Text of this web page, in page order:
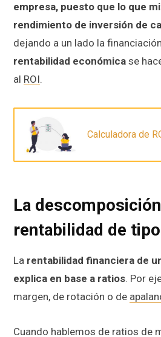
empresa, puesto que lo que
rendimiento de inversión de
dejando a un lado la
rentabilidad económica se
al ROI.
Calculadora de
La
rentabilidad de
La rentabilidad financiera de
explica en base a ratios. Por
margen, de rotación o de
Cuando hablemos de ratios de